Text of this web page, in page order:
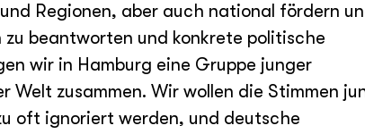
Regionen, aber auch national fördern
beantworten und konkrete politische
wir in Hamburg eine Gruppe junger
Welt zusammen. Wir wollen die Stimmen
oft ignoriert werden, und deutsche